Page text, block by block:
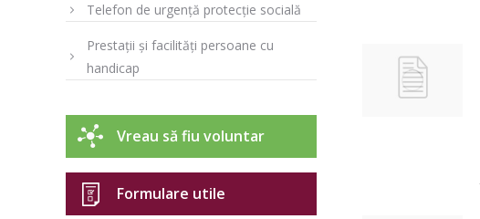
Telefon de urgență protecție socială
Prestații și facilități persoane cu
handicap
Vreau să fiu voluntar
Formulare utile